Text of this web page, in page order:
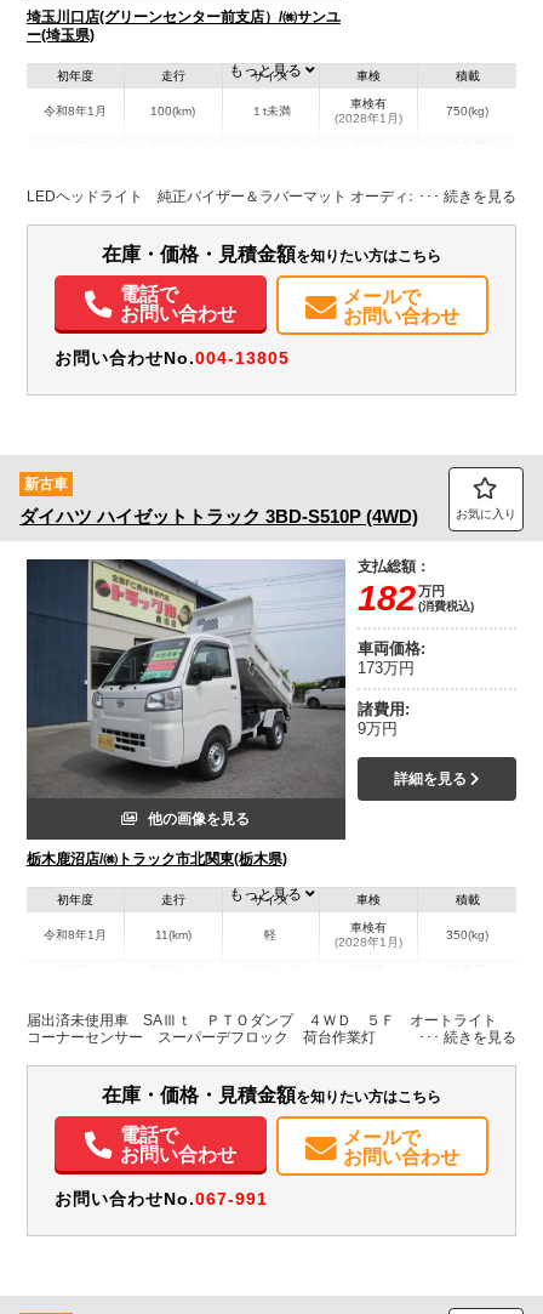
埼玉川口店(グリーンセンター前支店）/㈱サンユ
ー(埼玉県)
初年度
令和8年1月
走行
100(km)
サイズ
１t未満
車検
車検有
(2028年1月)
積載
750(kg)
エアコン パワステ パワーウィンドウ ABS エアバッグ
集中ドアロック
電動格納ミラー
記録簿（一部含む）
取扱説明書（一部含む）
メンテナンスノート（保証書）
もっと見る
LEDヘッドライト 純正バイザー＆ラバーマット オーディオレス
在庫・価格・見積金額を知りたい方はこちら
電話で
お問い合わせ
メールで
お問い合わせ
お問い合わせNo.004-13805
新古車
ダイハツ ハイゼットトラック 3BD-S510P (4WD) お気に入り
他の画像を見る
栃木鹿沼店/㈱トラック市北関東(栃木県)
支払総額：
182万円
(消費税込)
車両価格:
173万円
諸費用:
9万円
詳細を見る
初年度
令和8年1月
走行
11(km)
サイズ
軽
車検
車検有
(2028年1月)
積載
350(kg)
栃木県 -
W:1,470
H:1,830
無
装備情報
メンテナンスノート（保証書）
もっと見る
届出済未使用車 SAⅢｔ ＰＴＯダンプ ４ＷＤ ５Ｆ オートライト
コーナーセンサー スーパーデフロック 荷台作業灯
在庫・価格・見積金額を知りたい方はこちら
電話で
お問い合わせ
メールで
お問い合わせ
お問い合わせNo.067-991